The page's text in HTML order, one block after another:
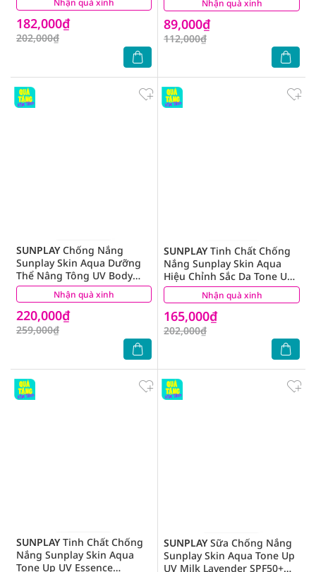
Nhận quà xinh
182,000₫
202,000₫
(0) Nhận quà xinh
89,000₫
112,000₫
(7)
Nhận quà xinh
SUNPLAYChống Nắng
Sunplay Skin Aqua Dưỡng
Thể Nâng Tông UV Body
Toneup Lotion Lavender
SPF50+ PA++++ 130g
220,000₫
259,000₫
(6) Nhận quà xinh
SUNPLAYTinh Chất Chống
Nắng Sunplay Skin Aqua
Hiệu Chỉnh Sắc Da Tone Up
UV Blue SPF50+ PA++++ 50g
165,000₫
202,000₫
(0)
SUNPLAYTinh Chất Chống
Nắng Sunplay Skin Aqua
Tone Up UV Essence
SUNPLAYSữa Chống Nắng
Sunplay Skin Aqua Tone Up
UV Milk Lavender SPF50+